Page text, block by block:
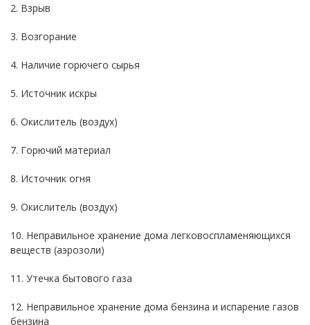
2. Взрыв
3. Возгорание
4. Наличие горючего сырья
5. Источник искры
6. Окислитель (воздух)
7. Горючий материал
8. Источник огня
9. Окислитель (воздух)
10. Неправильное хранение дома легковоспламеняющихся
веществ (аэрозоли)
11. Утечка бытового газа
12. Неправильное хранение дома бензина и испарение газов
бензина